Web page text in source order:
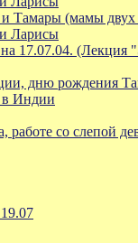
Тамары (мамы двух
Ларисы
17.07.04. (Лекция
дню рождения
в Индии
со слепой